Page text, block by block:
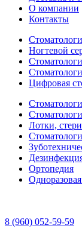
О компании
Контакты
Ногтевой
Цифровая
Лотки,
Ортопедия
8 (960) 052-59-59